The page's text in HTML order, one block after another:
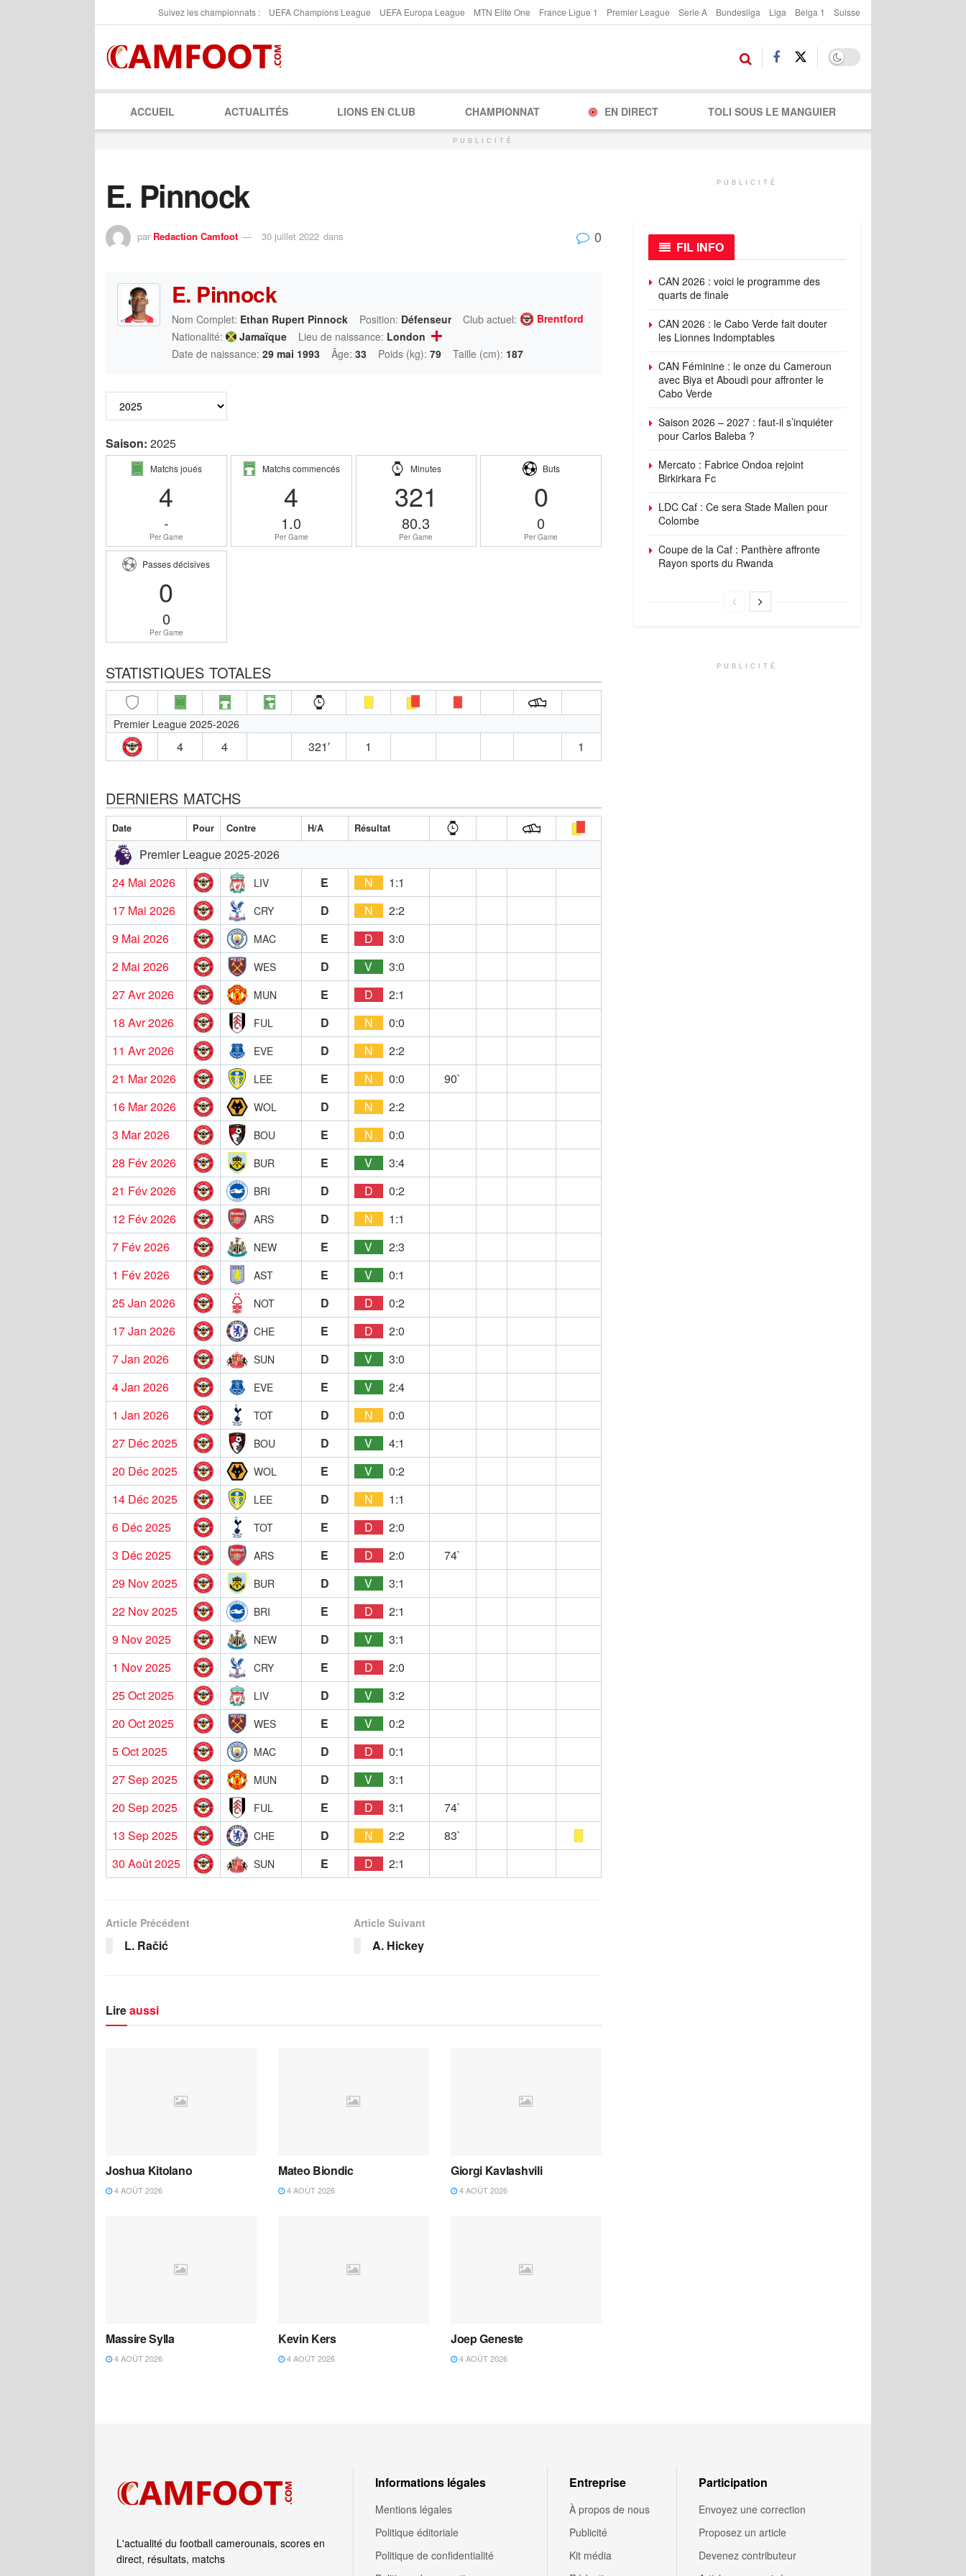
Suivez les championnats : UEFA Champions League UEFA Europa League MTN Elite One France Ligue 1 Premier League Serie A Bundesliga Liga Belga 1 Suisse
ACCUEIL ACTUALITÉS LIONS EN CLUB CHAMPIONNAT EN DIRECT TOLI SOUS LE MANGUIER
PUBLICITÉ
E. Pinnock
par Redaction Camfoot 30 juillet 2022 dans 0
E. Pinnock
Nom Complet: Ethan Rupert Pinnock Position: Défenseur Club actuel:
Brentford
Nationalité:
Jamaïque Lieu de naissance: London
Date de naissance: 29 mai 1993 Âge: 33 Poids (kg): 79 Taille (cm): 187
Saison: 2025
Matchs joués
4
-
Per Game
Matchs commencés
4
1.0
Per Game
Minutes
321
80.3
Per Game
Buts
0
0
Per Game
Passes décisives
0
0
Per Game
STATISTIQUES TOTALES
Premier League 2025-2026
4 4 321′ 1 1
DERNIERS MATCHS
Date Pour Contre H/A Résultat
Premier League 2025-2026
24 Mai 2026
LIV E N
1:1
17 Mai 2026
CRY D N
2:2
9 Mai 2026
MAC E D
3:0
2 Mai 2026
WES D V
3:0
27 Avr 2026
MUN E D
2:1
18 Avr 2026
FUL D N
0:0
11 Avr 2026
EVE D N
2:2
21 Mar 2026
LEE E N 0:0
90`
16 Mar 2026
WOL D N
2:2
3 Mar 2026
BOU E N
0:0
28 Fév 2026
BUR E V
3:4
21 Fév 2026
BRI D D
0:2
12 Fév 2026
ARS D N
1:1
7 Fév 2026
NEW E V
2:3
1 Fév 2026
AST E V
0:1
25 Jan 2026
NOT D D
0:2
17 Jan 2026
CHE E D
2:0
7 Jan 2026
SUN D V
3:0
4 Jan 2026
EVE E V
2:4
1 Jan 2026
TOT D N
0:0
27 Déc 2025
BOU D V
4:1
20 Déc 2025
WOL E V
0:2
14 Déc 2025
LEE D N
1:1
6 Déc 2025
TOT E D
2:0
3 Déc 2025
ARS E D 2:0
74`
29 Nov 2025
BUR D V
3:1
22 Nov 2025
BRI E D
2:1
9 Nov 2025
NEW D V
3:1
1 Nov 2025
CRY E D
2:0
25 Oct 2025
LIV D V
3:2
20 Oct 2025
WES E V
0:2
5 Oct 2025
MAC D D
0:1
27 Sep 2025
MUN D V
3:1
20 Sep 2025
FUL E D 3:1
74`
13 Sep 2025
CHE D N 2:2
83`
30 Août 2025
SUN E D 2:1
Article Précédent
L. Račić
Article Suivant
A. Hickey
Lireaussi
Joshua Kitolano
4 AOÛT 2026
Mateo Biondic
4 AOÛT 2026
Giorgi Kavlashvili
4 AOÛT 2026
Massire Sylla
4 AOÛT 2026
Kevin Kers
4 AOÛT 2026
Joep Geneste
4 AOÛT 2026
PUBLICITÉ
FIL INFO
CAN 2026 : voici le programme des
quarts de finale
CAN 2026 : le Cabo Verde fait douter
les Lionnes Indomptables
CAN Féminine : le onze du Cameroun
avec Biya et Aboudi pour affronter le
Cabo Verde
Saison 2026 – 2027 : faut-il s’inquiéter
pour Carlos Baleba ?
Mercato : Fabrice Ondoa rejoint
Birkirkara Fc
LDC Caf : Ce sera Stade Malien pour
Colombe
Coupe de la Caf : Panthère affronte
Rayon sports du Rwanda
PUBLICITÉ
L'actualité du football camerounais, scores en
direct, résultats, matchs
Informations légales
Mentions légales
Politique éditoriale
Politique de confidentialité
Entreprise
À propos de nous
Publicité
Kit média
Participation
Envoyez une correction
Proposez un article
Devenez contributeur